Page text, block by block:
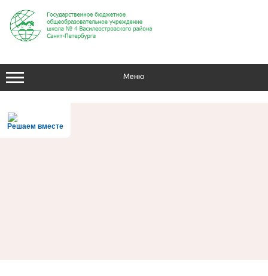
содержимому
Меню
Решаем вместе